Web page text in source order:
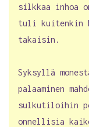
silkkaa inhoa
tuli kuitenkin
takaisin.
Syksyllä
palaaminen
sulkutiloihin
onnellisia